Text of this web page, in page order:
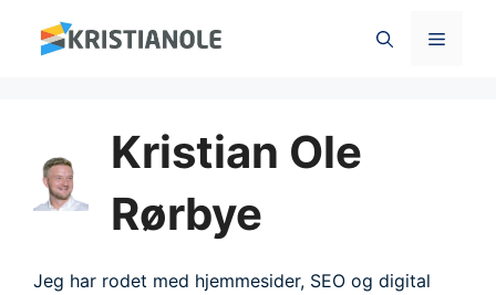
Menu
Kristian Ole
Rørbye
Jeg har rodet med hjemmesider, SEO og digital